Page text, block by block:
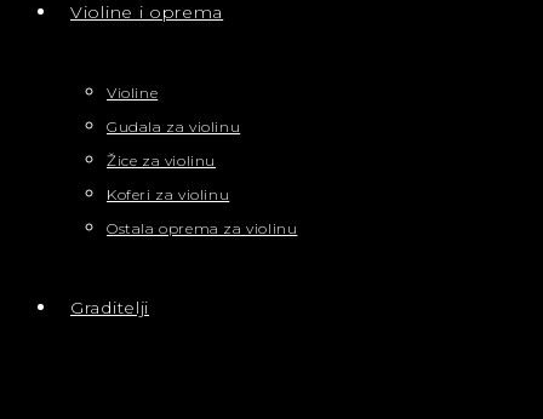
Violine i oprema
Violine
Gudala za violinu
Žice za violinu
Koferi za violinu
Ostala oprema za violinu
Graditelji